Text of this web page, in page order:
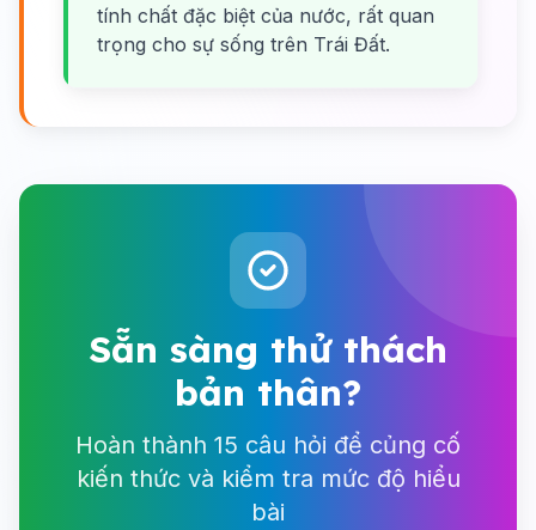
tính chất đặc biệt của nước, rất quan
trọng cho sự sống trên Trái Đất.
Sẵn sàng thử thách
bản thân?
Hoàn thành 15 câu hỏi để củng cố
kiến thức và kiểm tra mức độ hiểu
bài